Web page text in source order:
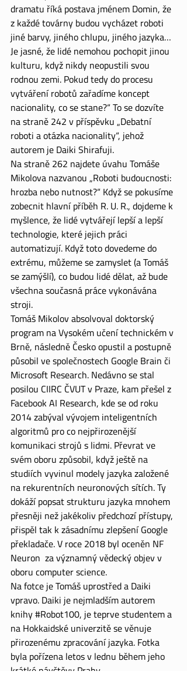
dramatu říká postava jménem Domin, že
z každé továrny budou vycházet roboti
jiné barvy, jiného chlupu, jiného jazyka…
Je jasné, že lidé nemohou pochopit jinou
kulturu, když nikdy neopustili svou
rodnou zemi. Pokud tedy do procesu
vytváření robotů zařadíme koncept
nacionality, co se stane?“ To se dozvíte
na straně 242 v příspěvku „Debatní
roboti a otázka nacionality“, jehož
autorem je Daiki Shirafuji.
Na straně 262 najdete úvahu Tomáše
Mikolova nazvanou „Roboti budoucnosti:
hrozba nebo nutnost?“ Když se pokusíme
zobecnit hlavní příběh R. U. R., dojdeme k
myšlence, že lidé vytvářejí lepší a lepší
technologie, které jejich práci
automatizují. Když toto dovedeme do
extrému, můžeme se zamyslet (a Tomáš
se zamýšlí), co budou lidé dělat, až bude
všechna současná práce vykonávána
stroji.
Tomáš Mikolov absolvoval doktorský
program na Vysokém učení technickém v
Brně, následně Česko opustil a postupně
působil ve společnostech Google Brain či
Microsoft Research. Nedávno se stal
posilou CIIRC ČVUT v Praze, kam přešel z
Facebook AI Research, kde se od roku
2014 zabýval vývojem inteligentních
algoritmů pro co nejpřirozenější
komunikaci strojů s lidmi. Převrat ve
svém oboru způsobil, když ještě na
studiích vyvinul modely jazyka založené
na rekurentních neuronových sítích. Ty
dokáží popsat strukturu jazyka mnohem
přesněji než jakékoliv předchozí přístupy,
přispěl tak k zásadnímu zlepšení Google
překladače. V roce 2018 byl oceněn NF
Neuron
  za významný vědecký objev v
oboru computer science.
Na fotce je Tomáš uprostřed a Daiki
vpravo. Daiki je nejmladším autorem
knihy #Robot100, je teprve studentem a
na Hokkaidské univerzitě se věnuje
přirozenému zpracování jazyka. Fotka
byla pořízena letos v lednu během jeho
krátké návštěvy Prahy.